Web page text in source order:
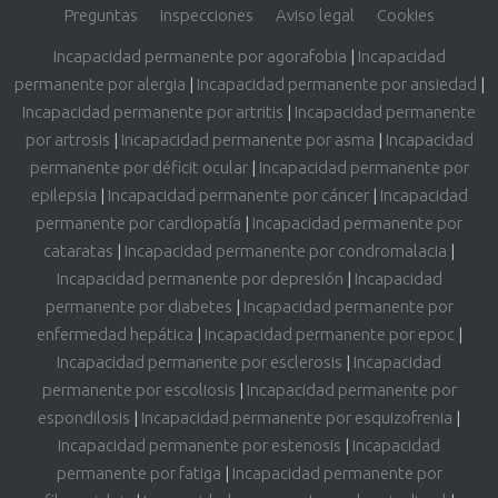
Preguntas Inspecciones Aviso legal Cookies
Incapacidad permanente por agorafobia | Incapacidad
permanente por alergia | Incapacidad permanente por ansiedad |
Incapacidad permanente por artritis | Incapacidad permanente
por artrosis | Incapacidad permanente por asma | Incapacidad
permanente por déficit ocular| Incapacidad permanente por
epilepsia | Incapacidad permanente por cáncer| Incapacidad
permanente por cardiopatía | Incapacidad permanente por
cataratas | Incapacidad permanente por condromalacia |
Incapacidad permanente por depresión | Incapacidad
permanente por diabetes | Incapacidad permanente por
enfermedad hepática | Incapacidad permanente por epoc|
Incapacidad permanente por esclerosis | Incapacidad
permanente por escoliosis | Incapacidad permanente por
espondilosis | Incapacidad permanente por esquizofrenia |
Incapacidad permanente por estenosis | Incapacidad
permanente por fatiga | Incapacidad permanente por